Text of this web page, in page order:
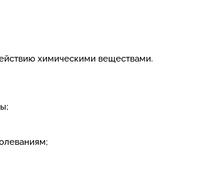
химическими веществами.